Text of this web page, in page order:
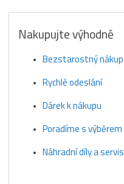
Nakupujte výhodně
Bezstarostný nákup
Rychlé odeslání
Dárek k nákupu
Poradíme s výběrem
Náhradní díly a servis